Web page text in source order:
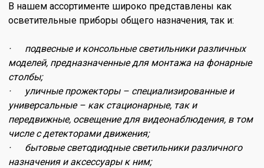
В нашем ассортименте широко представлены как
осветительные приборы общего назначения, так и:
· подвесные и консольные светильники различных
моделей, предназначенные для монтажа на фонарные
столбы;
· уличные прожекторы – специализированные и
универсальные – как стационарные, так и
передвижные, освещение для видеонаблюдения, в том
числе с детекторами движения;
· бытовые светодиодные светильники различного
назначения и аксессуары к ним;